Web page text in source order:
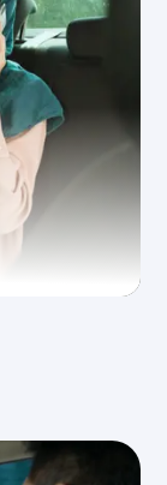
sesuai
resmi